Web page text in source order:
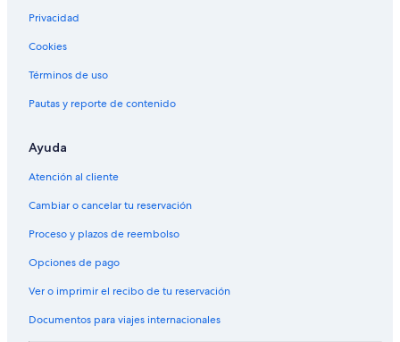
Privacidad
Cookies
Términos de uso
Pautas y reporte de contenido
Ayuda
Atención al cliente
Cambiar o cancelar tu reservación
Proceso y plazos de reembolso
Opciones de pago
Ver o imprimir el recibo de tu reservación
Documentos para viajes internacionales